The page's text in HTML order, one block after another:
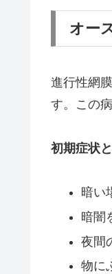
オー
進行性網
す。この
初期症状
暗い
暗闇
夜間
物に